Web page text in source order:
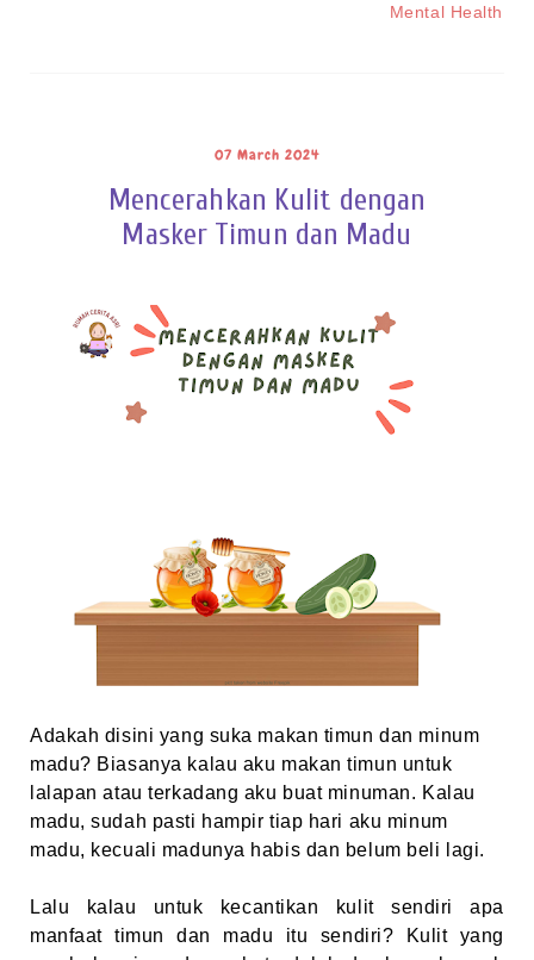
Mental Health
07 March 2024
Mencerahkan Kulit dengan
Masker Timun dan Madu
Adakah disini yang suka makan timun dan minum
madu? Biasanya kalau aku makan timun untuk
lalapan atau terkadang aku buat minuman. Kalau
madu, sudah pasti hampir tiap hari aku minum
madu, kecuali madunya habis dan belum beli lagi.
Lalu kalau untuk kecantikan kulit sendiri apa
manfaat timun dan madu itu sendiri? Kulit yang